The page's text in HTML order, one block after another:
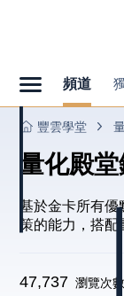
頻道
豐雲學堂
量化殿
基於金卡所有
策的能力，搭
47,737 瀏覽次數